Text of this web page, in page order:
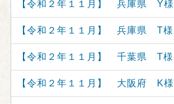
【令和２年１１月】 兵庫県 Y様
【令和２年１１月】 兵庫県 T様
【令和２年１１月】 千葉県 T様
【令和２年１１月】 大阪府 K様